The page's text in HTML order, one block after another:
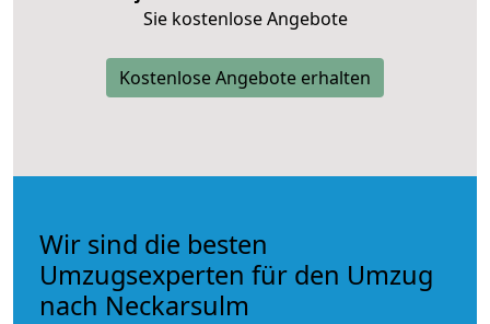
Sie kostenlose Angebote
Kostenlose Angebote erhalten
Wir sind die besten
Umzugsexperten für den Umzug
nach Neckarsulm